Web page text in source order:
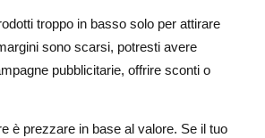
troppo in basso solo per attirare
sono scarsi, potresti avere
pubblicitarie, offrire sconti o
è prezzare in base al valore. Se il tuo